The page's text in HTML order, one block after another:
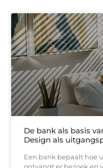
De bank als basis
Design als
Een bank bepaalt hoe